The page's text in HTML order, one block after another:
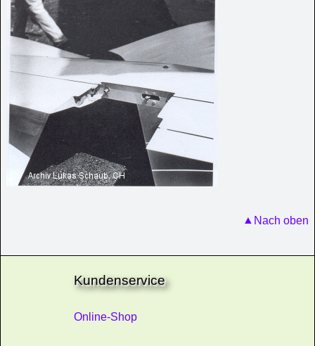
Nach oben
Kundenservice
Online-Shop